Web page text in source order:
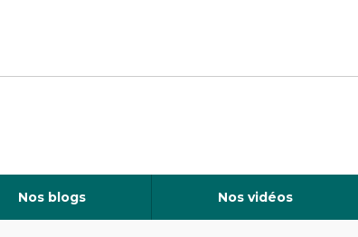
Nos blogs Nos vidéos